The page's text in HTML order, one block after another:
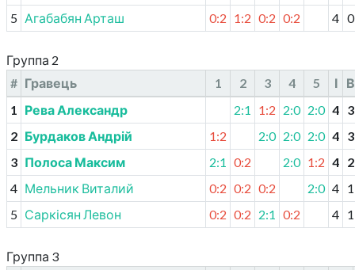
5 Агабабян Арташ 0:2 1:2 0:2 0:2 4 0
Группа 2
# Гравець 1 2 3 4 5 І
В
1
Рева Александр 2:1 1:2 2:0 2:0 4 3
2 Бурдаков Андрій 1:2 2:0 2:0 2:0 4 3
3 Полоса Максим 2:1 0:2 2:0 1:2 4 2
4 Мельник Виталий 0:2 0:2 0:2 2:0 4 1
5 Саркісян Левон 0:2 0:2 2:1 0:2 4 1
Группа 3